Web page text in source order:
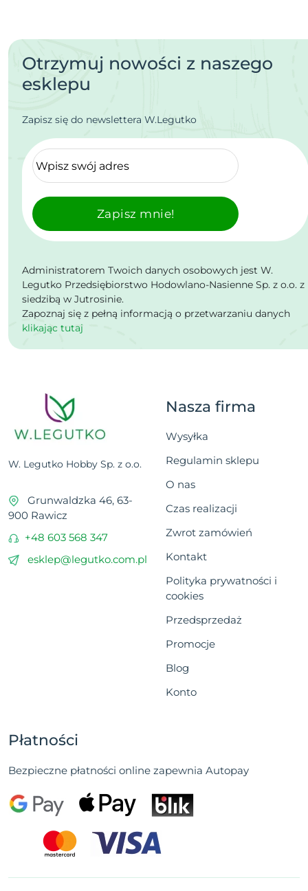
Otrzymuj nowości z naszego
esklepu
Zapisz się do newslettera W.Legutko
Zapisz mnie!
Administratorem Twoich danych osobowych jest W.
Legutko Przedsiębiorstwo Hodowlano-Nasienne Sp. z o.o. z
siedzibą w Jutrosinie.
Zapoznaj się z pełną informacją o przetwarzaniu danych
klikając tutaj
W. Legutko Hobby Sp. z o.o.
Grunwaldzka 46, 63-
900 Rawicz
+48 603 568 347
esklep@legutko.com.pl
Nasza firma
Wysyłka
Regulamin sklepu
O nas
Czas realizacji
Zwrot zamówień
Kontakt
Polityka prywatności i
cookies
Przedsprzedaż
Promocje
Blog
Konto
Płatności
Bezpieczne płatności online zapewnia Autopay